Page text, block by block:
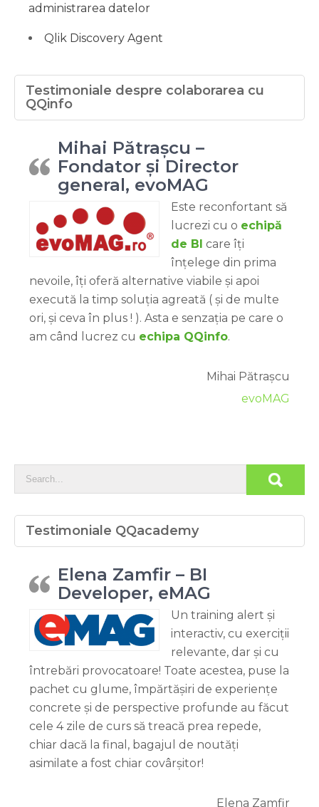
administrarea datelor
Qlik Discovery Agent
Testimoniale despre colaborarea cu
QQinfo
Mihai Pătrașcu –
Fondator și Director
general, evoMAG
Este reconfortant să
lucrezi cu o echipă
de BI care îți
înțelege din prima
nevoile, îți oferă alternative viabile și apoi
execută la timp soluția agreată ( și de multe
ori, și ceva în plus ! ). Asta e senzația pe care o
am când lucrez cu echipa QQinfo.
Mihai Pătrașcu
evoMAG
Testimoniale QQacademy
Elena Zamfir – BI
Developer, eMAG
Un training alert și
interactiv, cu exerciții
relevante, dar și cu
întrebări provocatoare! Toate acestea, puse la
pachet cu glume, împărtășiri de experiențe
concrete și de perspective profunde au făcut
cele 4 zile de curs să treacă prea repede,
chiar dacă la final, bagajul de noutăți
asimilate a fost chiar covârșitor!
Elena Zamfir